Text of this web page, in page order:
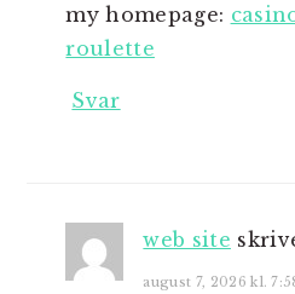
my homepage:
roulette
Svar
web site
august 7, 2026 kl.